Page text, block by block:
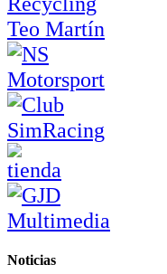
Noticias